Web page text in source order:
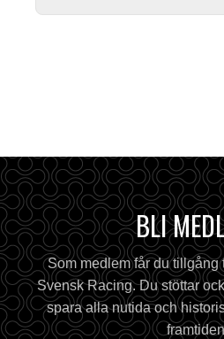
BLI
Som medlem får du
Svensk Racing. Du stöttar
spara alla nutida och